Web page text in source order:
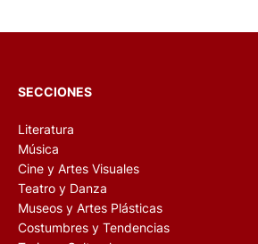
SECCIONES
Literatura
Música
Cine y Artes Visuales
Teatro y Danza
Museos y Artes Plásticas
Costumbres y Tendencias